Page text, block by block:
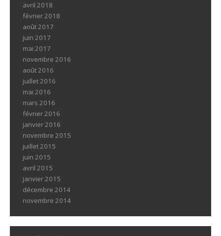
avril 2018
février 2018
août 2017
juin 2017
mai 2017
novembre 2016
août 2016
juillet 2016
mai 2016
mars 2016
février 2016
janvier 2016
novembre 2015
juillet 2015
juin 2015
avril 2015
janvier 2015
décembre 2014
novembre 2014